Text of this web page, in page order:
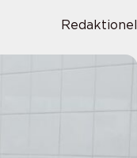
Redaktionel